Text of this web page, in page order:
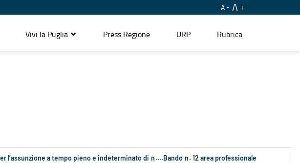
A A
Vivi la Puglia Press Regione URP Rubrica
l’assunzione a tempo pieno e indeterminato di n ....Bando n . 12 area professionale